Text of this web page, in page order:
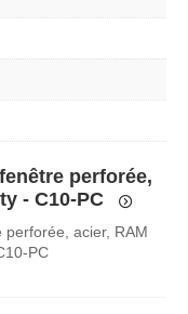
perforée,
- C10-PC
acier, RAM
PC